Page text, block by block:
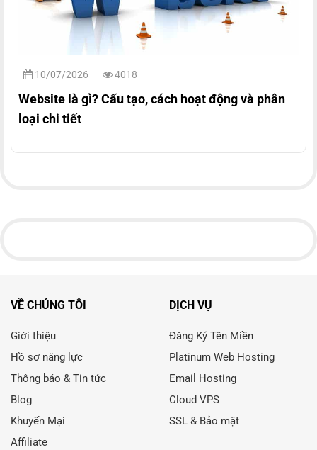
10/07/2026 4018
Website là gì? Cấu tạo, cách hoạt động và phân
loại chi tiết
VỀ CHÚNG TÔI
Giới thiệu
Hồ sơ năng lực
Thông báo & Tin tức
Blog
Khuyến Mại
Affiliate
DỊCH VỤ
Đăng Ký Tên Miền
Platinum Web Hosting
Email Hosting
Cloud VPS
SSL & Bảo mật